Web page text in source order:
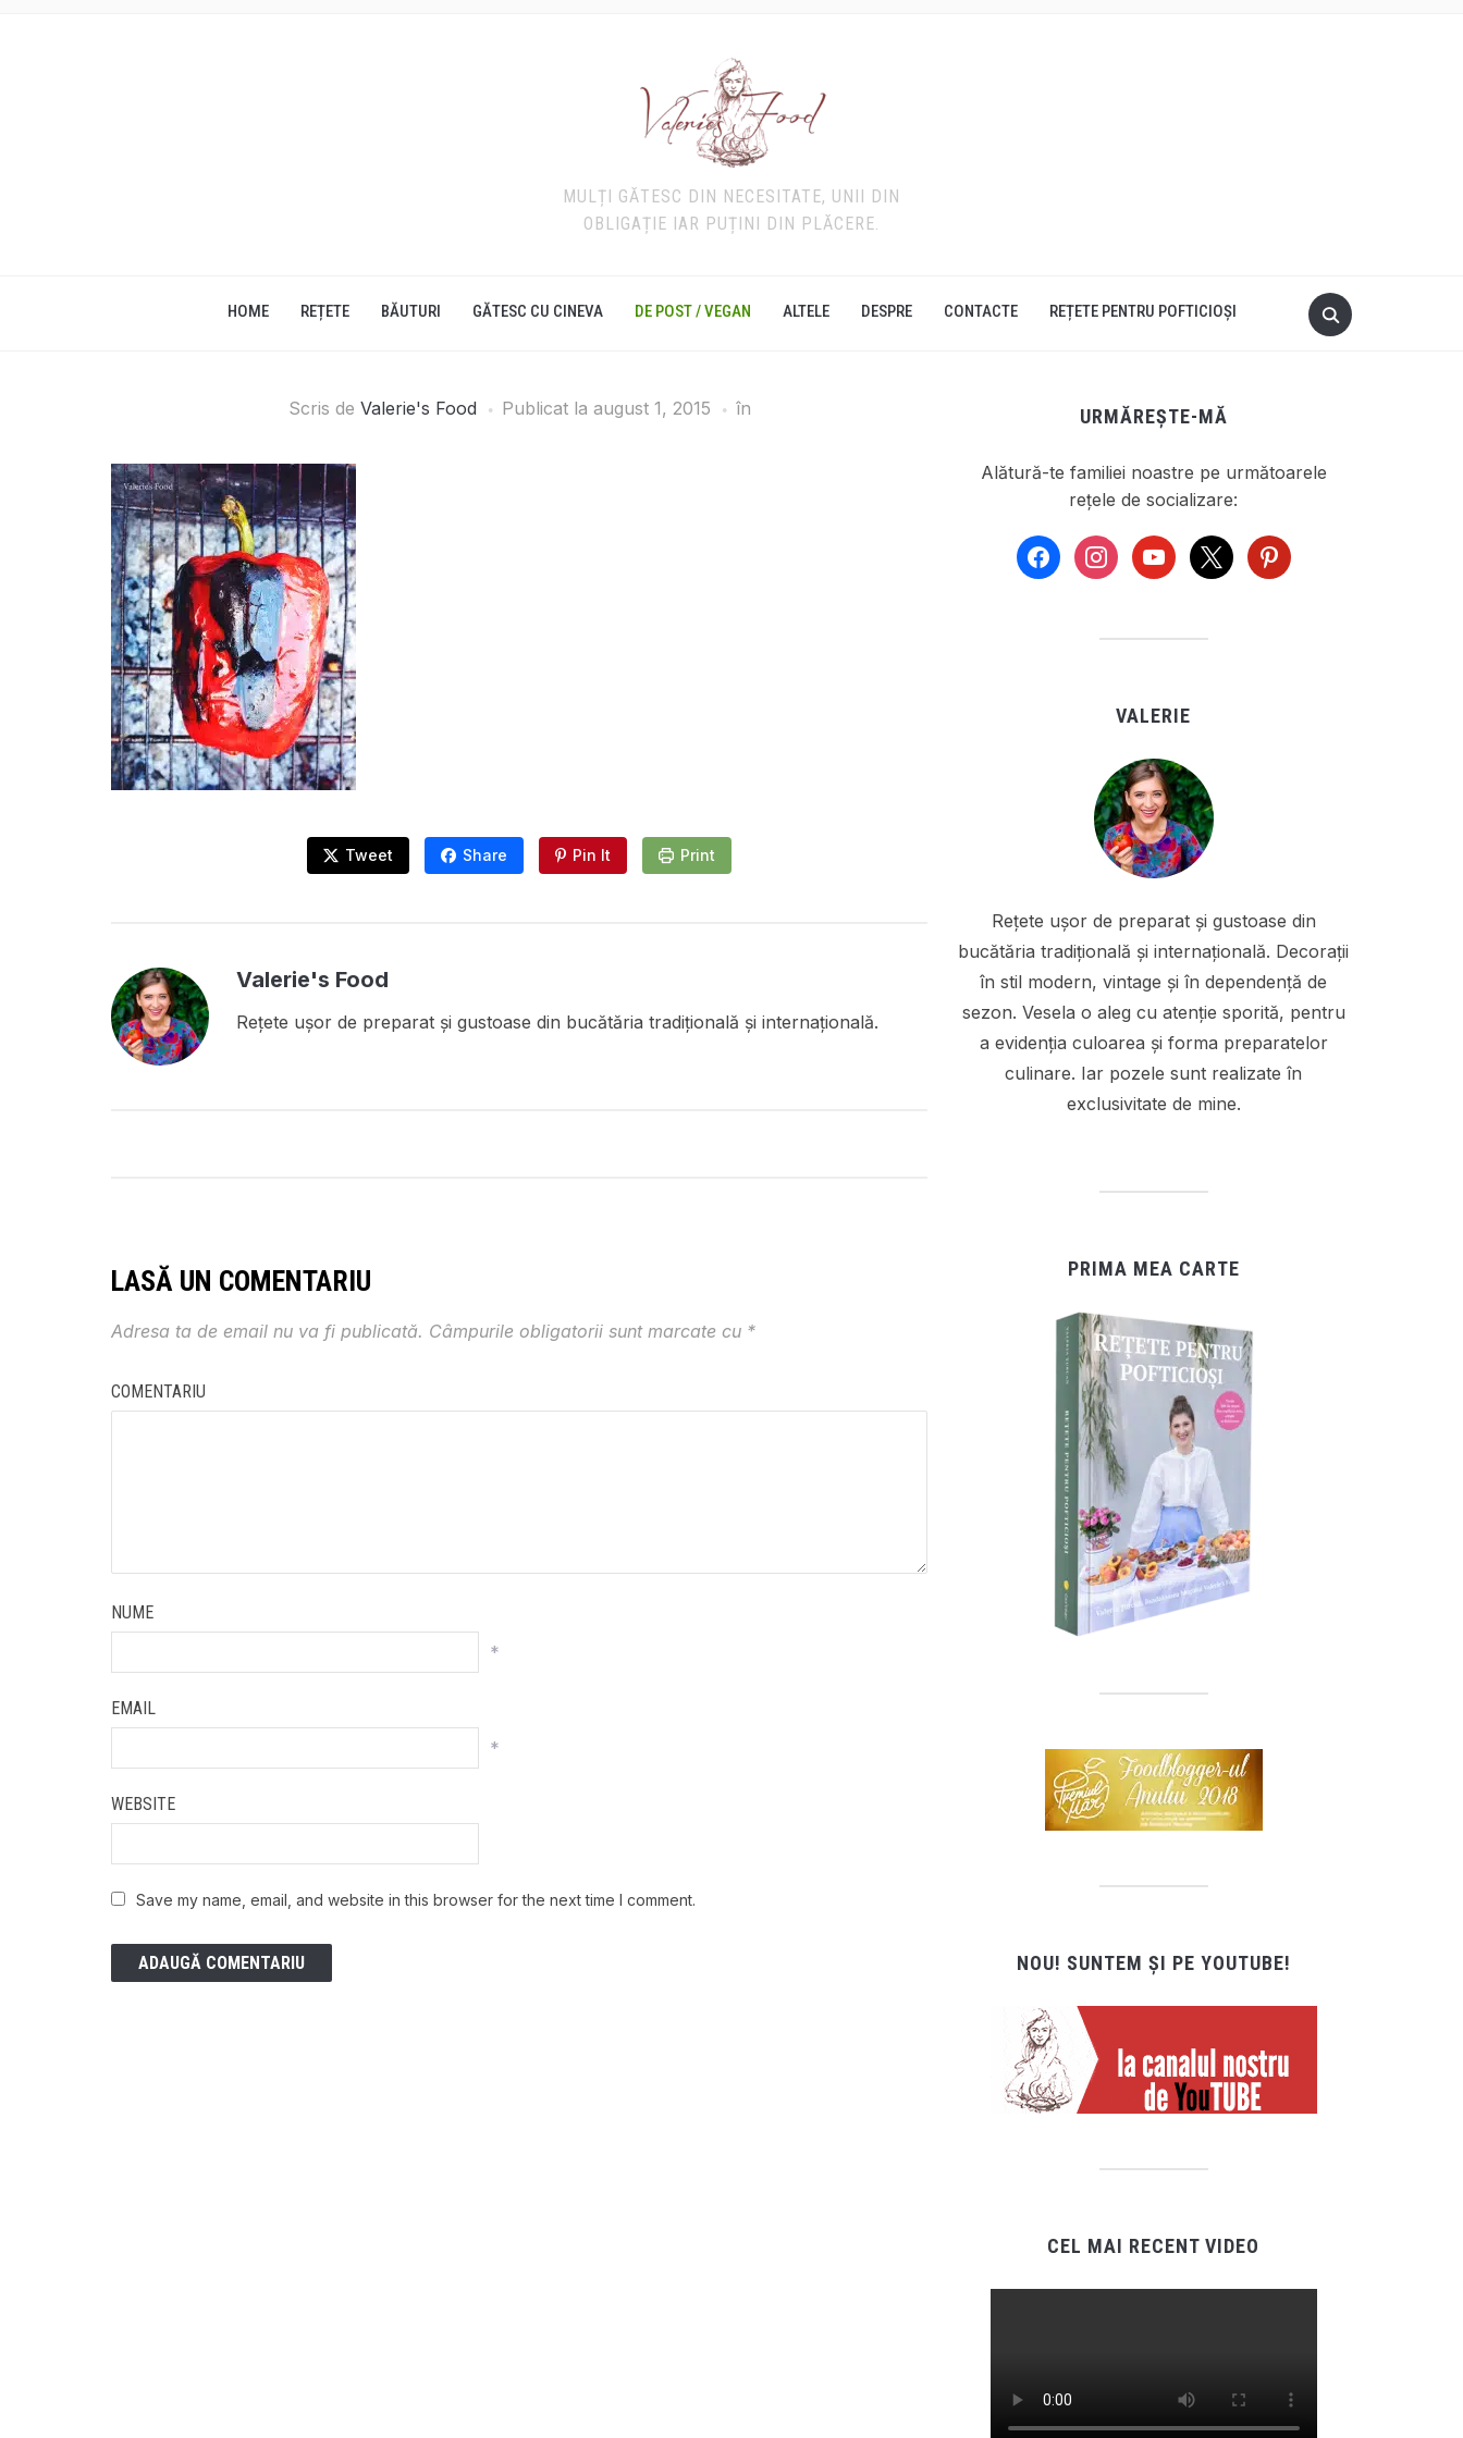
MULȚI GĂTESC DIN NECESITATE, UNII DIN
OBLIGAȚIE IAR PUȚINI DIN PLĂCERE.
HOME REȚETE BĂUTURI GĂTESC CU CINEVA DE POST / VEGAN ALTELE DESPRE CONTACTE REȚETE PENTRU POFTICIOȘI
Scris de Valerie's Food Publicat la august 1, 2015 în
Tweet Share Pin It Print
Valerie's Food
Rețete ușor de preparat și gustoase din bucătăria tradițională și internațională.
LASĂ UN COMENTARIU
Adresa ta de email nu va fi publicată. Câmpurile obligatorii sunt marcate cu *
COMENTARIU
NUME
*
EMAIL
*
WEBSITE
Save my name, email, and website in this browser for the next time I comment.
URMĂREȘTE-MĂ
Alătură-te familiei noastre pe următoarele
rețele de socializare:
facebookinstagramyoutube
x pinterest
VALERIE
Rețete ușor de preparat și gustoase din
bucătăria tradițională și internațională. Decorații
în stil modern, vintage și în dependență de
sezon. Vesela o aleg cu atenție sporită, pentru
a evidenția culoarea și forma preparatelor
culinare. Iar pozele sunt realizate în
exclusivitate de mine.
PRIMA MEA CARTE
NOU! SUNTEM ȘI PE YOUTUBE!
CEL MAI RECENT VIDEO